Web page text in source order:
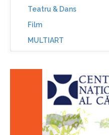
Teatru & Dans
Film
MULTIART